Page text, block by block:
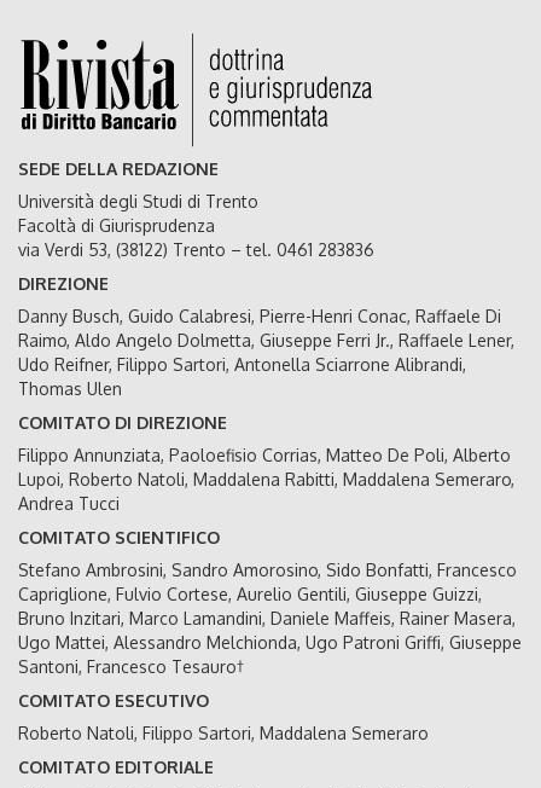
SEDE DELLA REDAZIONE
Università degli Studi di Trento
Facoltà di Giurisprudenza
via Verdi 53, (38122) Trento – tel. 0461 283836
DIREZIONE
Danny Busch, Guido Calabresi, Pierre-Henri Conac, Raffaele Di
Raimo, Aldo Angelo Dolmetta, Giuseppe Ferri Jr., Raffaele Lener,
Udo Reifner, Filippo Sartori, Antonella Sciarrone Alibrandi,
Thomas Ulen
COMITATO DI DIREZIONE
Filippo Annunziata, Paoloefisio Corrias, Matteo De Poli, Alberto
Lupoi, Roberto Natoli, Maddalena Rabitti, Maddalena Semeraro,
Andrea Tucci
COMITATO SCIENTIFICO
Stefano Ambrosini, Sandro Amorosino, Sido Bonfatti, Francesco
Capriglione, Fulvio Cortese, Aurelio Gentili, Giuseppe Guizzi,
Bruno Inzitari, Marco Lamandini, Daniele Maffeis, Rainer Masera,
Ugo Mattei, Alessandro Melchionda, Ugo Patroni Griffi, Giuseppe
Santoni, Francesco Tesauro†
COMITATO ESECUTIVO
Roberto Natoli, Filippo Sartori, Maddalena Semeraro
COMITATO EDITORIALE